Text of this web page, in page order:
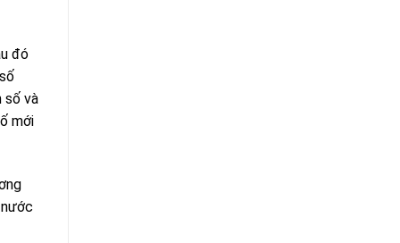
đó
số và
mới